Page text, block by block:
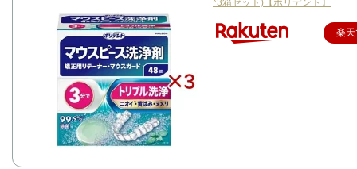
*3箱セット)【ポリデント】
楽